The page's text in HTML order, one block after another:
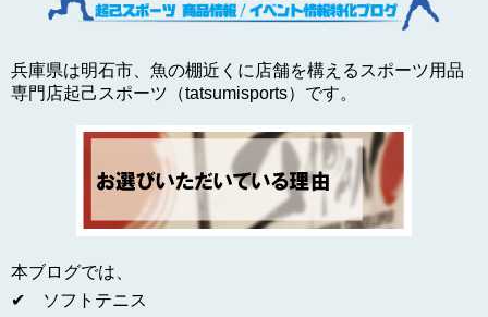
兵庫県は明石市、魚の棚近くに店舗を構えるスポーツ用品
専門店起己スポーツ（tatsumisports）です。
本ブログでは、
✔ ソフトテニス